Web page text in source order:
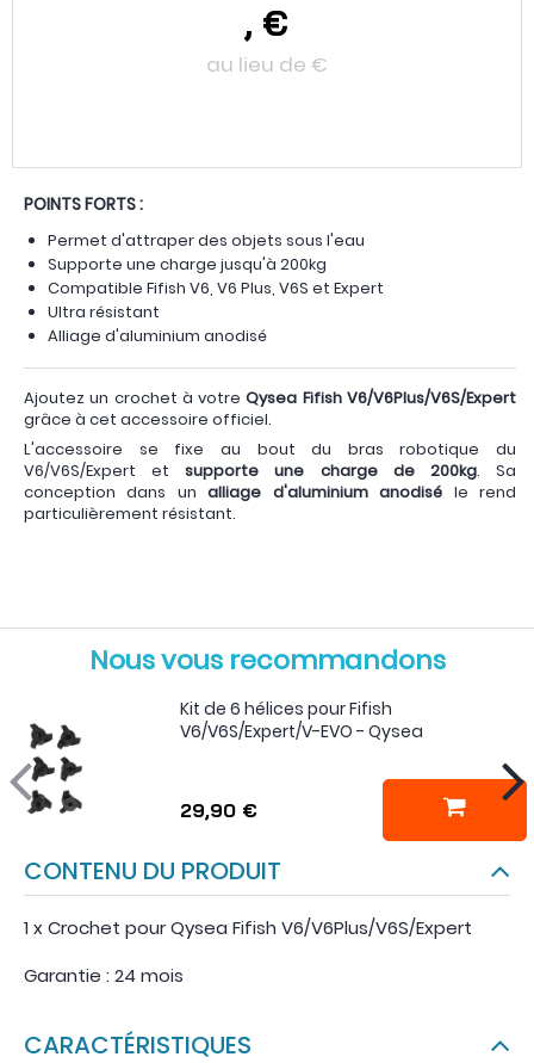
, €
au lieu de €
POINTS FORTS :
Permet d'attraper des objets sous l'eau
Supporte une charge jusqu'à 200kg
Compatible Fifish V6, V6 Plus, V6S et Expert
Ultra résistant
Alliage d'aluminium anodisé
Ajoutez un crochet à votreQysea Fifish V6/V6Plus/V6S/Expert
grâce à cet accessoire officiel.
L'accessoire se fixe au bout du bras robotique du
V6/V6S/Expert etsupporte une charge de 200kg. Sa
conception dans unalliage d'aluminium anodisé le rend
particulièrement résistant.
Nous vous recommandons
Kit de 6 hélices pour Fifish
V6/V6S/Expert/V-EVO - Qysea
29,90 €
CONTENU DU PRODUIT
1 x Crochet pour Qysea Fifish V6/V6Plus/V6S/Expert
Garantie : 24 mois
CARACTÉRISTIQUES